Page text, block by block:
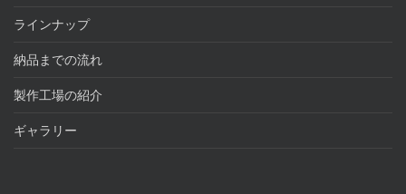
ラインナップ
納品までの流れ
製作工場の紹介
ギャラリー